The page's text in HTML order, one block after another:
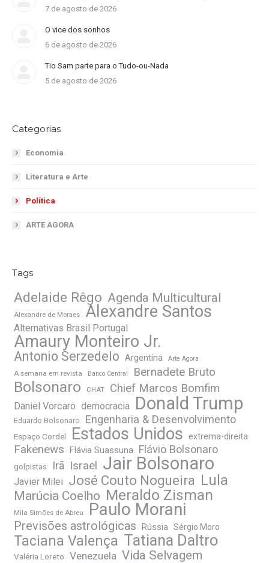
7 de agosto de 2026
O vice dos sonhos
6 de agosto de 2026
Tio Sam parte para o Tudo-ou-Nada
5 de agosto de 2026
Categorias
Economia
Literatura e Arte
Política
ARTE AGORA
Tags
Adelaide Rêgo Agenda Multicultural
Alexandre de Moraes Alexandre Santos
Alternativas Brasil Portugal
Amaury Monteiro Jr.
Antonio Serzedelo Argentina Arte Agora
A semana em revista Banco Central Bernadete Bruto
Bolsonaro CHAT Chief Marcos Bomfim
Daniel Vorcaro democracia Donald Trump
Eduardo Bolsonaro Engenharia & Desenvolvimento
Espaço Cordel Estados Unidos extrema-direita
Fakenews Flávia Suassuna Flávio Bolsonaro
golpistas Irã Israel Jair Bolsonaro
Javier Milei José Couto Nogueira Lula
Marúcia Coelho Meraldo Zisman
Mila Simões de Abreu Paulo Morani
Previsões astrológicas Rússia Sérgio Moro
Taciana Valença Tatiana Daltro
Valéria Loreto Venezuela Vida Selvagem